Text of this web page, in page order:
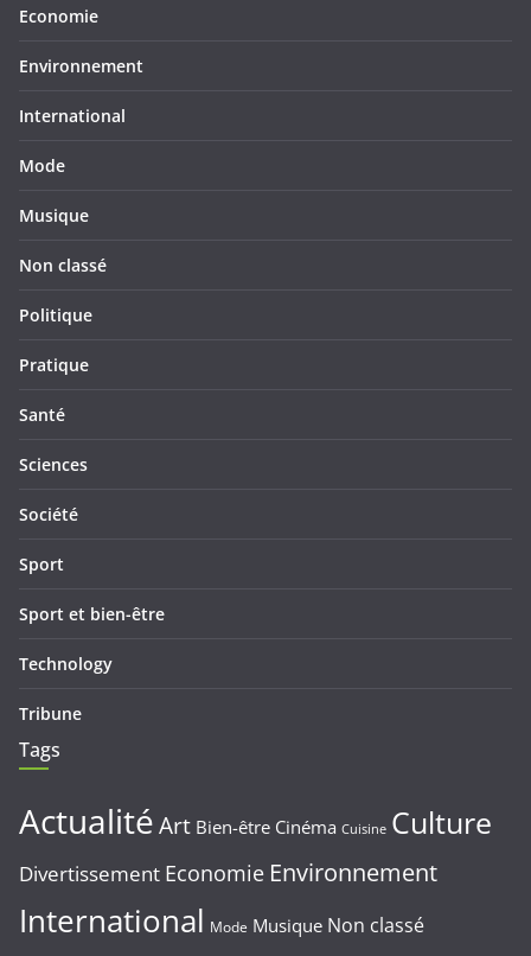
Economie
Environnement
International
Mode
Musique
Non classé
Politique
Pratique
Santé
Sciences
Société
Sport
Sport et bien-être
Technology
Tribune
Tags
ActualitéArt Bien-être Cinéma Cuisine Culture
Divertissement Economie Environnement
International Mode Musique Non classé